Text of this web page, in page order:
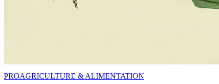
PROAGRICULTURE & ALIMENTATION